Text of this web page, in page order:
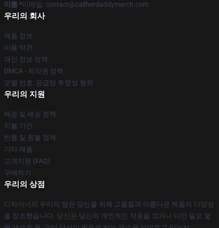
이름 *이메일: contact@callherdaddymerch.com
우리의 회사
제품 정보
이용 약관
개인 정보 정책
DMCA - 저작권 정책
모델 번호: 공급망 투명성 행위
우리의 지원
배송 및 배송 정책
지불 기간
반품 및 환불 정책
기타 제품
고객지원 (FAQ)
구매하기
우리의 상점
디자이너의 우리의 팀은 당신을 위해 고품질과 아름다운 제품의 다양성
을 창조했습니다. 당신은 당신의 개인적인 작풍을 끄거나 다만 필요 몇